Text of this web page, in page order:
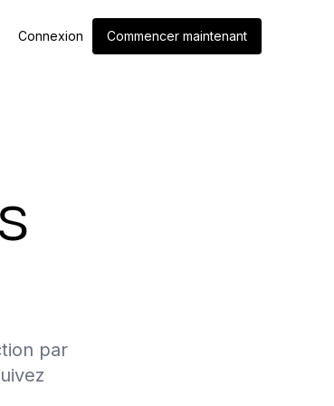
Connexion Commencer maintenant
par